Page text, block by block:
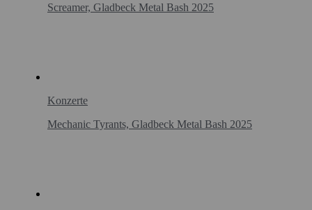
Screamer, Gladbeck Metal Bash 2025
Konzerte
Mechanic Tyrants, Gladbeck Metal Bash 2025